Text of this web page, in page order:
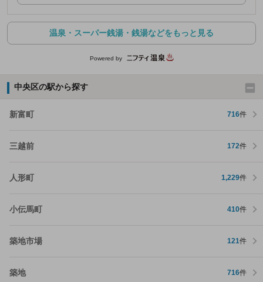
温泉・スーパー銭湯・銭湯などをもっと見る
Powered by
中央区の駅から探す
新富町 716件
三越前 172件
人形町 1,229件
小伝馬町 410件
築地市場 121件
築地 716件